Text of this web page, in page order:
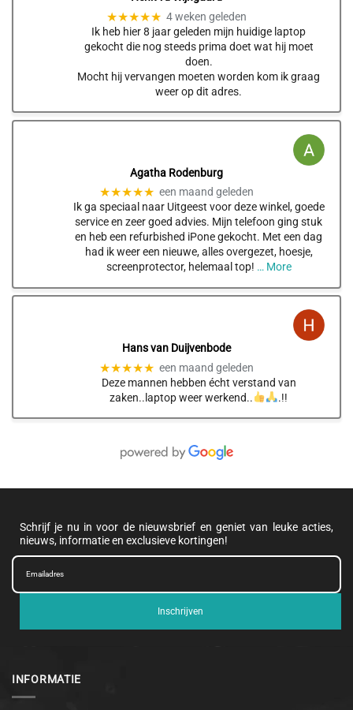
★★★★★ 4 weken geleden
Ik heb hier 8 jaar geleden mijn huidige laptop
gekocht die nog steeds prima doet wat hij moet
doen.
Mocht hij vervangen moeten worden kom ik graag
weer op dit adres.
Agatha Rodenburg
★★★★★ een maand geleden
Ik ga speciaal naar Uitgeest voor deze winkel, goede
service en zeer goed advies. Mijn telefoon ging stuk
en heb een refurbished iPone gekocht. Met een dag
had ik weer een nieuwe, alles overgezet, hoesje,
screenprotector, helemaal top! … More
Hans van Duijvenbode
★★★★★ een maand geleden
Deze mannen hebben écht verstand van
zaken..laptop weer werkend..
.!!
Schrijf je nu in voor de nieuwsbrief en geniet van leuke acties,
nieuws, informatie en exclusieve kortingen!
Inschrijven
INFORMATIE